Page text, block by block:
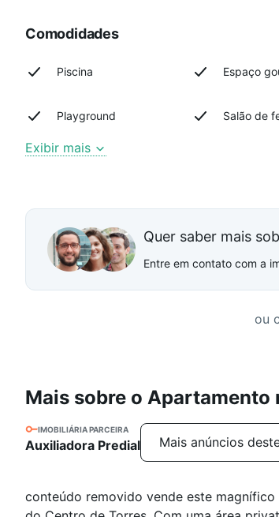
Comodidades
Piscina Espaço
Playground Salão de
Exibir mais
Quer saber mais
Entre em contato com a
ou
Mais sobre o Apartamento
IMOBILIÁRIA PARCEIRA
Auxiliadora Predial Mais anúncios
conteúdo removido vende este